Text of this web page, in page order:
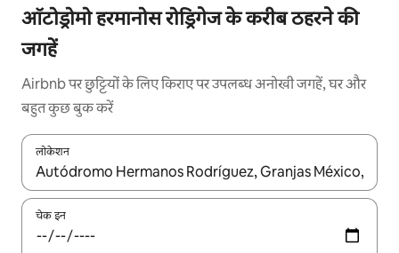
ऑटोड्रोमो हरमानोस रोड्रिगेज के करीब ठहरने की
जगहें
Airbnb पर छुट्टियों के लिए किराए पर उपलब्ध अनोखी जगहें, घर और
बहुत कुछ बुक करें
लोकेशन
नतीजों के उपलब्ध होने पर, अप और डाउन 'ऐरो की' का इस्तेमाल करके नेविगेट
चेक इन